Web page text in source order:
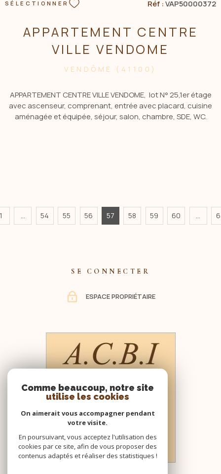
SÉLECTIONNER Réf :VAP50000372
APPARTEMENT CENTRE
VILLE VENDOME
VENDÔME (41100)
APPARTEMENT CENTRE VILLE VENDOME, lot N° 25,1er étage
avec ascenseur, comprenant, entrée avec placard, cuisine
aménagée et équipée, séjour, salon, chambre, SDE, WC.
... 54 55 56 57 58 59 60 ...
SE CONNECTER
ESPACE PROPRIÉTAIRE
Comme beaucoup, notre site
utilise les cookies
On aimerait vous accompagner pendant
votre visite.
En poursuivant, vous acceptez l'utilisation des
cookies par ce site, afin de vous proposer des
contenus adaptés et réaliser des statistiques !